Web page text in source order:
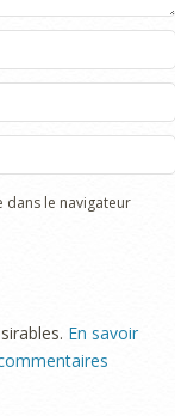
dans le navigateur
En savoir